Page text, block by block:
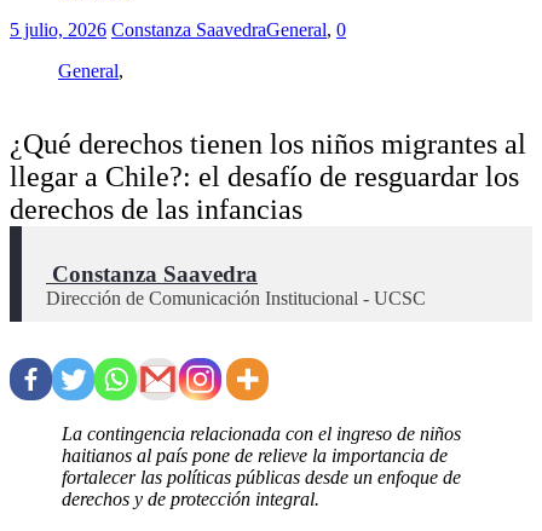
5 julio, 2026 Constanza SaavedraGeneral, 0
General,
¿Qué derechos tienen los niños migrantes al
llegar a Chile?: el desafío de resguardar los
derechos de las infancias
Constanza Saavedra
Dirección de Comunicación Institucional - UCSC
La contingencia relacionada con el ingreso de niños
haitianos al país pone de relieve la importancia de
fortalecer las políticas públicas desde un enfoque de
derechos y de protección integral.